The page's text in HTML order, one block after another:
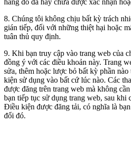
8. Chúng tôi không chịu bất kỳ trách
gián tiếp, đối với những thiệt hại hoặc
tuân thủ quy định.
9. Khi bạn truy cập vào trang web của
đồng ý với các điều khoản này. Trang
sửa, thêm hoặc lược bỏ bất kỳ phần
kiện sử dụng vào bất cứ lúc nào. Các
được đăng trên trang web mà không
bạn tiếp tục sử dụng trang web, sau khi
Điều kiện được đăng tải, có nghĩa là
đổi đó.